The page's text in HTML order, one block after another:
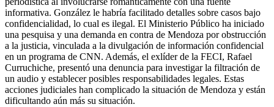
informativa. González le habría facilitado detalles sobre casos bajo
confidencialidad, lo cual es ilegal. El Ministerio Público ha iniciado
una pesquisa y una demanda en contra de Mendoza por obstrucción
a la justicia, vinculada a la divulgación de información confidencial
en un programa de CNN. Además, el exlíder de la FECI, Rafael
Curruchiche, presentó una denuncia para investigar la filtración de
un audio y establecer posibles responsabilidades legales. Estas
acciones judiciales han complicado la situación de Mendoza y están
dificultando aún más su situación.